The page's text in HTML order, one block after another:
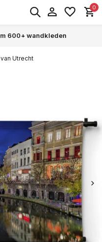
0
600+ wandkleden
Utrecht